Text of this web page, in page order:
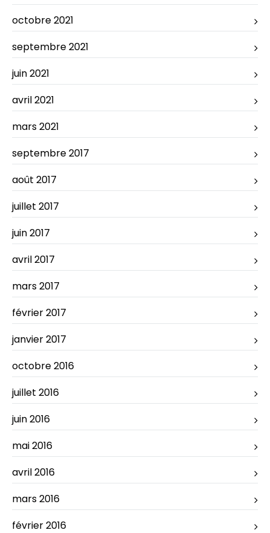
octobre 2021
septembre 2021
juin 2021
avril 2021
mars 2021
septembre 2017
août 2017
juillet 2017
juin 2017
avril 2017
mars 2017
février 2017
janvier 2017
octobre 2016
juillet 2016
juin 2016
mai 2016
avril 2016
mars 2016
février 2016